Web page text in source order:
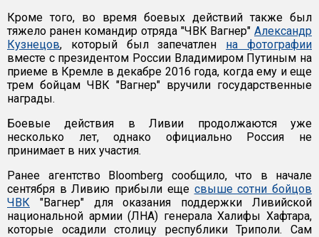
Кроме того, во время боевых действий также был
тяжело ранен командир отряда "ЧВК Вагнер" Александр
Кузнецов, который был запечатлен на фотографии
вместе с президентом России Владимиром Путиным на
приеме в Кремле в декабре 2016 года, когда ему и еще
трем бойцам ЧВК "Вагнер" вручили государственные
награды.
Боевые действия в Ливии продолжаются уже
несколько лет, однако официально Россия не
принимает в них участия.
Ранее ​агентство Bloomberg сообщило, что в начале
сентября в Ливию прибыли еще свыше сотни бойцов
ЧВК "Вагнер" для оказания поддержки Ливийской
национальной армии (ЛНА) генерала Халифы Хафтара,
которые осадили столицу республики Триполи. Сам